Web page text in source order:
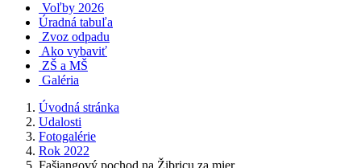
Voľby 2026
Úradná tabuľa
Zvoz odpadu
Ako vybaviť
ZŠ a MŠ
Galéria
Úvodná stránka
Udalosti
Fotogalérie
Rok 2022
Fašiangový pochod na Žibricu za mier...